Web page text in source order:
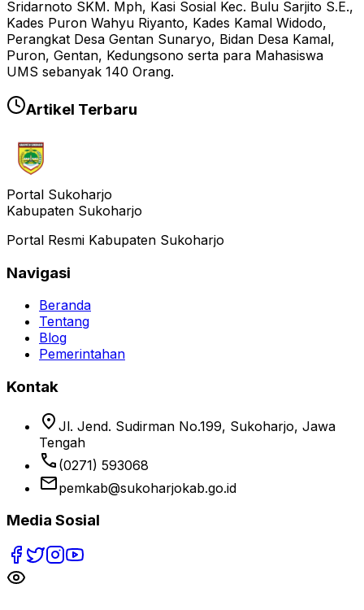
Sridarnoto SKM. Mph, Kasi Sosial Kec. Bulu Sarjito S.E.,
Kades Puron Wahyu Riyanto, Kades Kamal Widodo,
Perangkat Desa Gentan Sunaryo, Bidan Desa Kamal,
Puron, Gentan, Kedungsono serta para Mahasiswa
UMS sebanyak 140 Orang.
Artikel Terbaru
Portal Sukoharjo
Kabupaten Sukoharjo
Portal Resmi Kabupaten Sukoharjo
Navigasi
Beranda
Tentang
Blog
Pemerintahan
Kontak
location_on Jl. Jend. Sudirman No.199, Sukoharjo, Jawa
Tengah
phone (0271) 593068
emailpemkab@sukoharjokab.go.id
Media Sosial